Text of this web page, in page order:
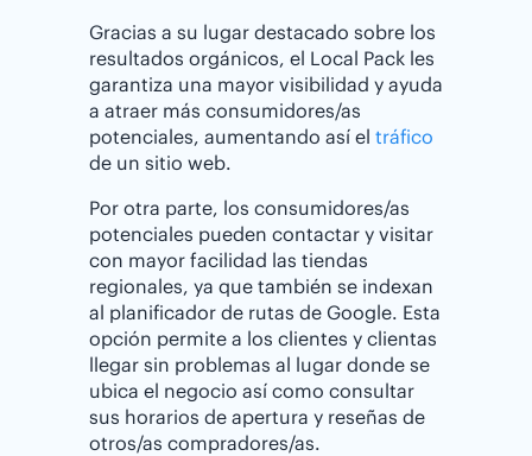
Gracias a su lugar destacado sobre los
resultados orgánicos, el Local Pack les
garantiza una mayor visibilidad y ayuda
a atraer más consumidores/as
potenciales, aumentando así el tráfico
de un sitio web.
Por otra parte, los consumidores/as
potenciales pueden contactar y visitar
con mayor facilidad las tiendas
regionales, ya que también se indexan
al planificador de rutas de Google. Esta
opción permite a los clientes y clientas
llegar sin problemas al lugar donde se
ubica el negocio así como consultar
sus horarios de apertura y reseñas de
otros/as compradores/as.